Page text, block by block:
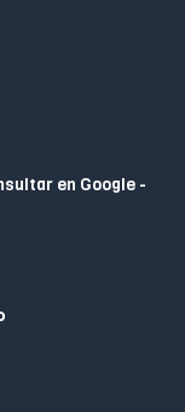
en Google -